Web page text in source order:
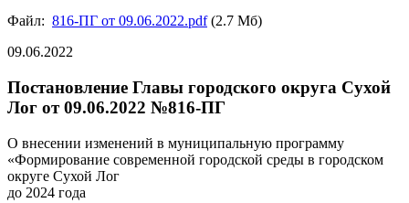
Файл: 816-ПГ от 09.06.2022.pdf(2.7 Мб)
09.06.2022
Постановление Главы городского округа Сухой
Лог от 09.06.2022 №816-ПГ
О внесении изменений в муниципальную программу
«Формирование современной городской среды в городском
округе Сухой Лог
до 2024 года